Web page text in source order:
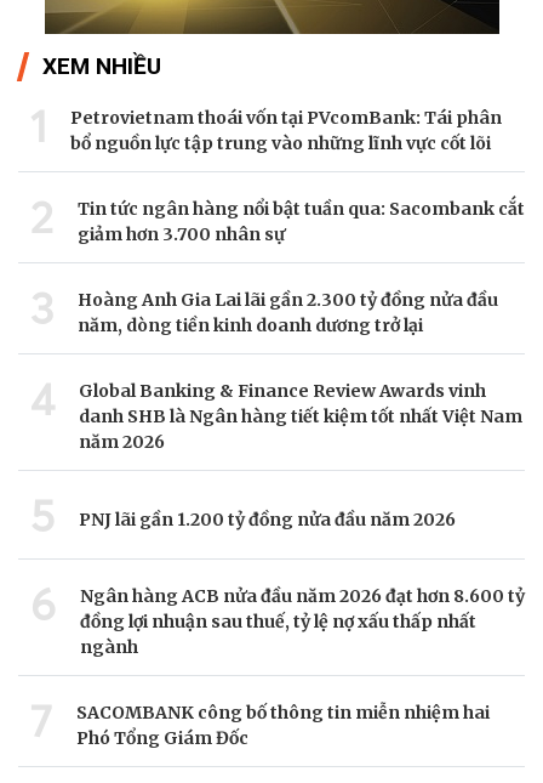
XEM NHIỀU
1
Petrovietnam thoái vốn tại PVcomBank: Tái phân
bổ nguồn lực tập trung vào những lĩnh vực cốt lõi
2
Tin tức ngân hàng nổi bật tuần qua: Sacombank cắt
giảm hơn 3.700 nhân sự
3
Hoàng Anh Gia Lai lãi gần 2.300 tỷ đồng nửa đầu
năm, dòng tiền kinh doanh dương trở lại
4
Global Banking & Finance Review Awards vinh
danh SHB là Ngân hàng tiết kiệm tốt nhất Việt Nam
năm 2026
5 PNJ lãi gần 1.200 tỷ đồng nửa đầu năm 2026
6
Ngân hàng ACB nửa đầu năm 2026 đạt hơn 8.600 tỷ
đồng lợi nhuận sau thuế, tỷ lệ nợ xấu thấp nhất
ngành
7
SACOMBANK công bố thông tin miễn nhiệm hai
Phó Tổng Giám Đốc